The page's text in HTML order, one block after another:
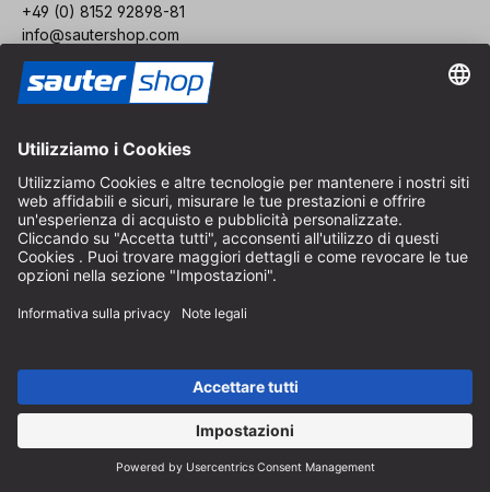
+49 (0) 8152 92898-81
info@sautershop.com
Orari telefonici dal lunedì al venerdì
08:30 - 12:30 & 14:00 - 16:30
Indirizzo
Negozio / Punto vendita
Arzbergerstraße 4
82211 Herrsching
Germania
Orari di apertura in loco
Dal lunedì al venerdì
8:30 - 12:30 & 14:00 - 16:30